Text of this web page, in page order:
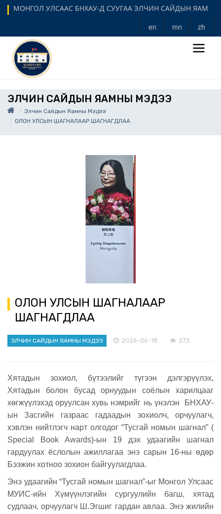
МОНГОЛ УЛСААС БНХАУ-Д СУУГАА ЭЛЧИН САЙДЫН ЯАМ
en mn zh
ЭЛЧИН САЙДЫН ЯАМНЫ МЭДЭЭ
Элчин Сайдын Яамны Мэдээ
ОЛОН УЛСЫН ШАГНАЛААР ШАГНАГДЛАА
ОЛОН УЛСЫН ШАГНАЛААР
ШАГНАГДЛАА
ЭЛЧИН САЙДЫН ЯАМНЫ МЭДЭЭ 2026-06-18 273
Хятадын зохиол, бүтээлийг түгээн дэлгэрүүлэх,
Хятадын болон бусад орнуудын соёлын харилцааг
хөгжүүлэхэд оруулсан хувь нэмрийг нь үнэлэн БНХАУ-
ын Засгийн газраас гадаадын зохиолч, орчуулагч,
хэвлэн нийтлэгч нарт олгодог “Тусгай номын шагнал” (
Special Book Awards)-ын 19 дэх удаагийн шагнал
гардуулах ёслолын ажиллагаа энэ сарын 16-ны өдөр
Бээжин хотноо зохион байгуулагдлаа.
Энэ удаагийн “Тусгай номын шагнал”-ыг Монгол Улсаас
МУИС-ийн Хүмүүнлэгийн сургуулийн багш, хятад
судлаач, орчуулагч Ш.Эгшиг гардан авлаа. Энэ жилийн